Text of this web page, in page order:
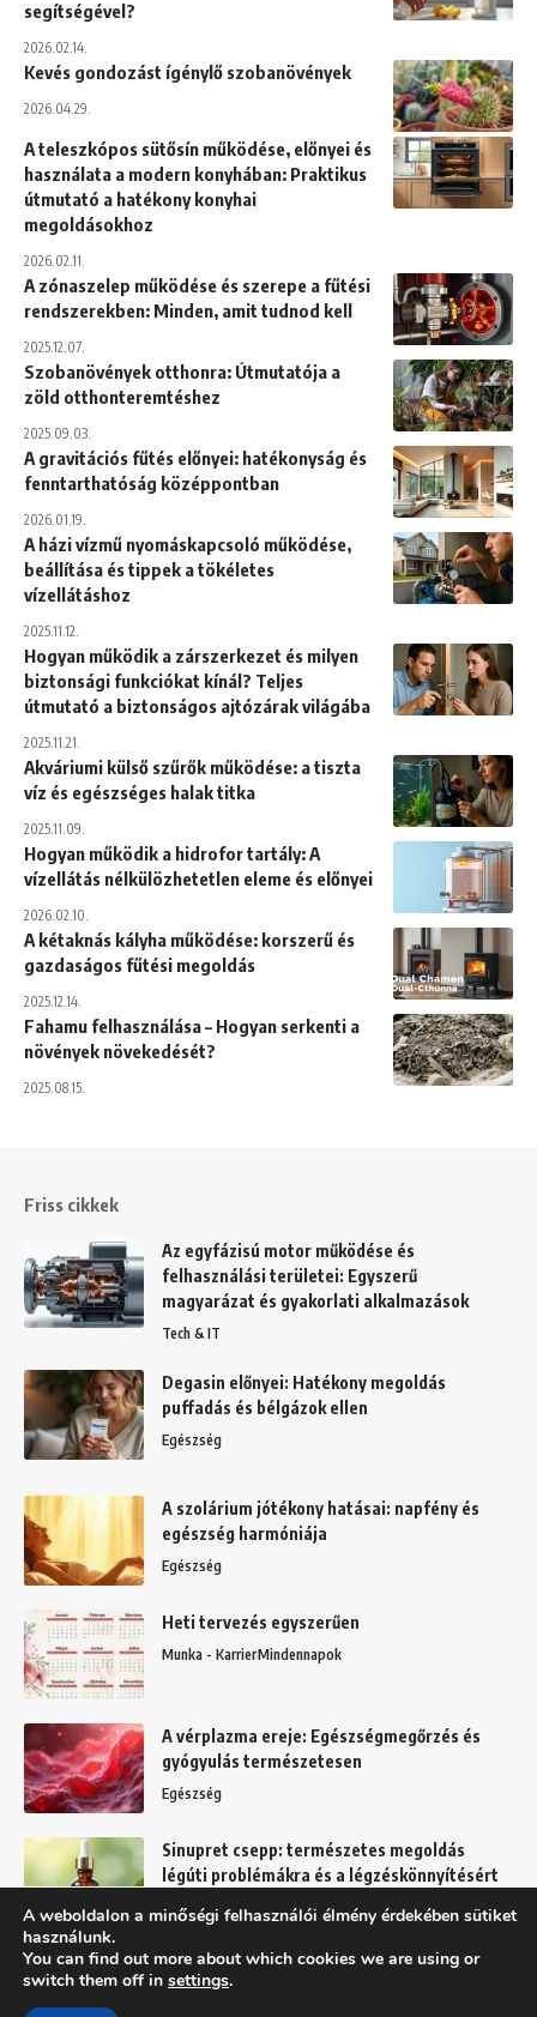
segítségével?
2026.02.14.
Kevés gondozást ígénylő szobanövények
2026.04.29.
A teleszkópos sütősín működése, előnyei és
használata a modern konyhában: Praktikus
útmutató a hatékony konyhai
megoldásokhoz
2026.02.11.
A zónaszelep működése és szerepe a fűtési
rendszerekben: Minden, amit tudnod kell
2025.12.07.
Szobanövények otthonra: Útmutatója a
zöld otthonteremtéshez
2025.09.03.
A gravitációs fűtés előnyei: hatékonyság és
fenntarthatóság középpontban
2026.01.19.
A házi vízmű nyomáskapcsoló működése,
beállítása és tippek a tökéletes
vízellátáshoz
2025.11.12.
Hogyan működik a zárszerkezet és milyen
biztonsági funkciókat kínál? Teljes
útmutató a biztonságos ajtózárak világába
2025.11.21.
Akváriumi külső szűrők működése: a tiszta
víz és egészséges halak titka
2025.11.09.
Hogyan működik a hidrofor tartály: A
vízellátás nélkülözhetetlen eleme és előnyei
2026.02.10.
A kétaknás kályha működése: korszerű és
gazdaságos fűtési megoldás
2025.12.14.
Fahamu felhasználása – Hogyan serkenti a
növények növekedését?
2025.08.15.
Friss cikkek
Az egyfázisú motor működése és
felhasználási területei: Egyszerű
magyarázat és gyakorlati alkalmazások
Tech & IT
Degasin előnyei: Hatékony megoldás
puffadás és bélgázok ellen
Egészség
A szolárium jótékony hatásai: napfény és
egészség harmóniája
Egészség
Heti tervezés egyszerűen
Munka - KarrierMindennapok
A vérplazma ereje: Egészségmegőrzés és
gyógyulás természetesen
Egészség
Sinupret csepp: természetes megoldás
légúti problémákra és a légzéskönnyítésért
Egészség
Felhasználási feltételek
A weboldalon a minőségi felhasználói élmény érdekében sütiket
használunk.
You can find out more about which cookies we are using or
switch them off in settings.